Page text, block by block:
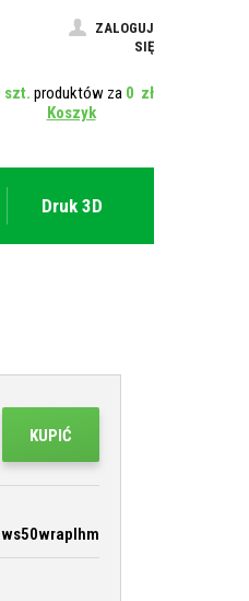
ZALOGUJ
SIĘ
szt. produktów za 0 zł
Koszyk
Druk 3D
KUPIĆ